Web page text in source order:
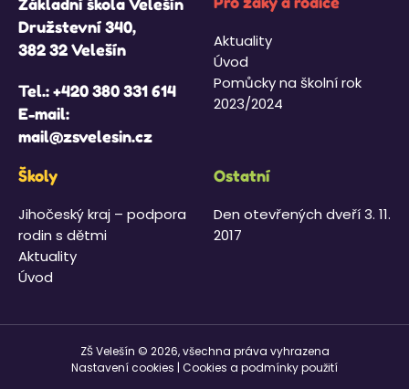
Základní škola Velešín
Družstevní 340,
382 32 Velešín
Tel.:+420 380 331 614
E-mail:
mail@zsvelesin.cz
Aktuality
Úvod
Pomůcky na školní rok
2023/2024
Školy
Jihočeský kraj – podpora
rodin s dětmi
Aktuality
Úvod
Ostatní
Den otevřených dveří 3. 11.
2017
ZŠ Velešín © 2026, všechna práva vyhrazena
Nastavení cookies | Cookies a podmínky použití